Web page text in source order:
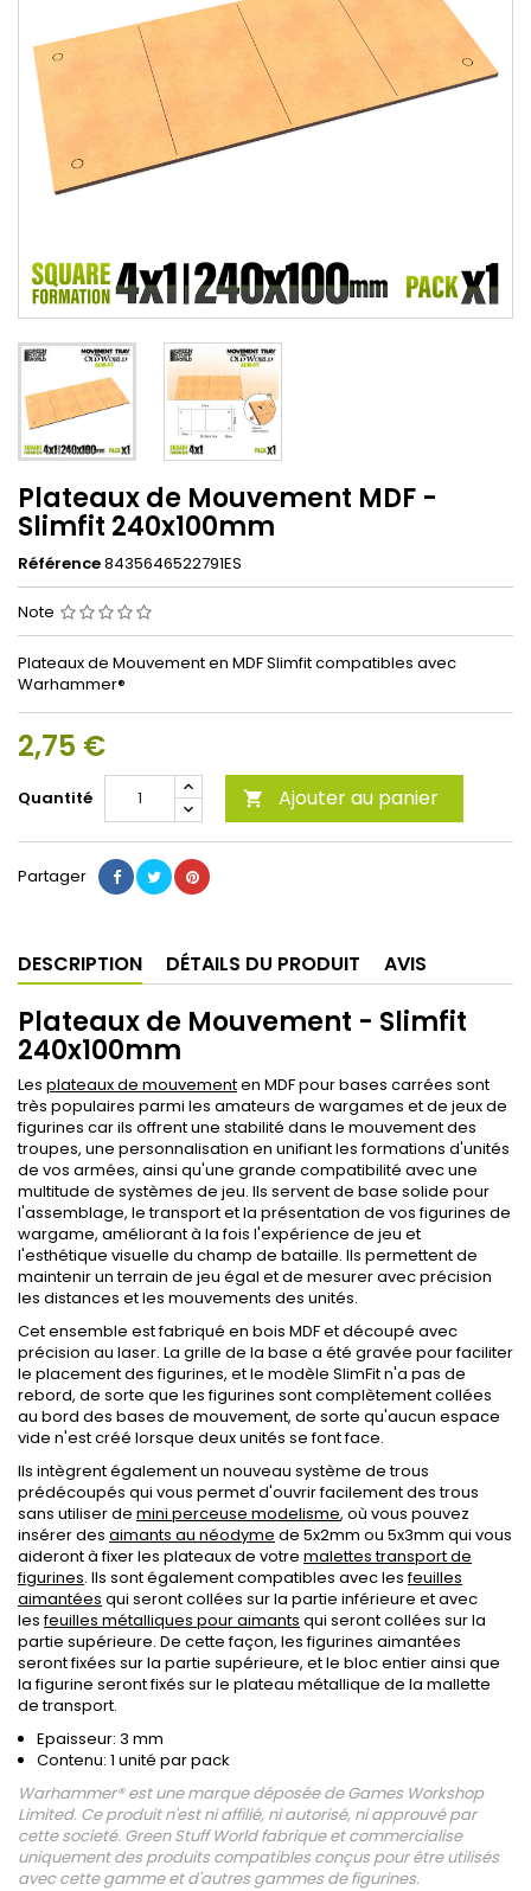
Plateaux de Mouvement MDF -
Slimfit 240x100mm
Référence8435646522791ES
Note
Plateaux de Mouvement en MDF Slimfit compatibles avec
Warhammer®
2,75 €
Quantité  Ajouter au panier
Partager
DESCRIPTION DÉTAILS DU PRODUIT AVIS
Plateaux de Mouvement - Slimfit
240x100mm
Les plateaux de mouvementen MDF pour bases carrées sont
très populaires parmi les amateurs de wargames et de jeux de
figurines car ils offrent une stabilité dans le mouvement des
troupes, une personnalisation en unifiant les formations d'unités
de vos armées, ainsi qu'une grande compatibilité avec une
multitude de systèmes de jeu. Ils servent de base solide pour
l'assemblage, le transport et la présentation de vos figurines de
wargame, améliorant à la fois l'expérience de jeu et
l'esthétique visuelle du champ de bataille. Ils permettent de
maintenir un terrain de jeu égal et de mesurer avec précision
les distances et les mouvements des unités.
Cet ensemble est fabriqué en bois MDF et découpé avec
précision au laser. La grille de la base a été gravée pour faciliter
le placement des figurines, et le modèle SlimFit n'a pas de
rebord, de sorte que les figurines sont complètement collées
au bord des bases de mouvement, de sorte qu'aucun espace
vide n'est créé lorsque deux unités se font face.
Ils intègrent également un nouveau système de trous
prédécoupés qui vous permet d'ouvrir facilement des trous
sans utiliser de mini perceuse modelisme, où vous pouvez
insérer des aimants au néodyme de 5x2mm ou 5x3mm qui vous
aideront à fixer les plateaux de votre malettes transport de
figurines. Ils sont également compatibles avec lesfeuilles
aimantées qui seront collées sur la partie inférieure et avec
lesfeuilles métalliques pour aimants qui seront collées sur la
partie supérieure. De cette façon, les figurines aimantées
seront fixées sur la partie supérieure, et le bloc entier ainsi que
la figurine seront fixés sur le plateau métallique de la mallette
de transport.
Epaisseur: 3 mm
Contenu: 1 unité par pack
Warhammer® est une marque déposée de Games Workshop
Limited. Ce produit n'est ni affilié, ni autorisé, ni approuvé par
cette societé. Green Stuff World fabrique et commercialise
uniquement des produits compatibles conçus pour être utilisés
avec cette gamme et d'autres gammes de figurines.